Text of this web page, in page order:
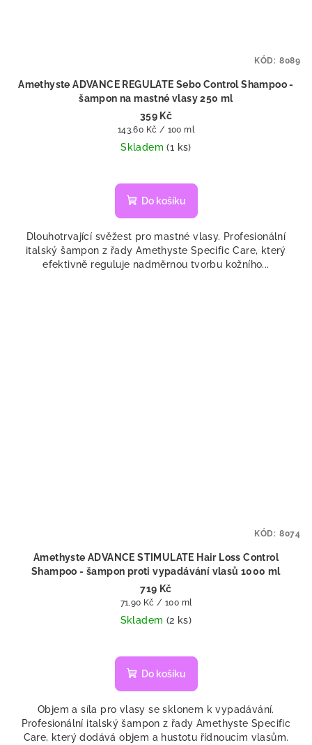
Amethyste ADVANCE REGULATE Sebo Control Shampoo -
šampon na mastné vlasy 250 ml
359 Kč
Měrná
cena:
143,60 Kč / 100 ml
Skladem(1 ks)
Do košíku
Dlouhotrvající svěžest pro mastné vlasy. Profesionální
italský šampon z řady Amethyste Specific Care, který
efektivně reguluje nadměrnou tvorbu kožního...
KÓD: 8089
Amethyste ADVANCE STIMULATE Hair Loss Control
Shampoo - šampon proti vypadávání vlasů 1000 ml
719 Kč
Měrná
cena:
71,90 Kč / 100 ml
Skladem (2 ks)
Do košíku
Objem a síla pro vlasy se sklonem k vypadávání.
Profesionální italský šampon z řady Amethyste Specific
Care, který dodává objem a hustotu řídnoucím vlasům.
KÓD: 8074